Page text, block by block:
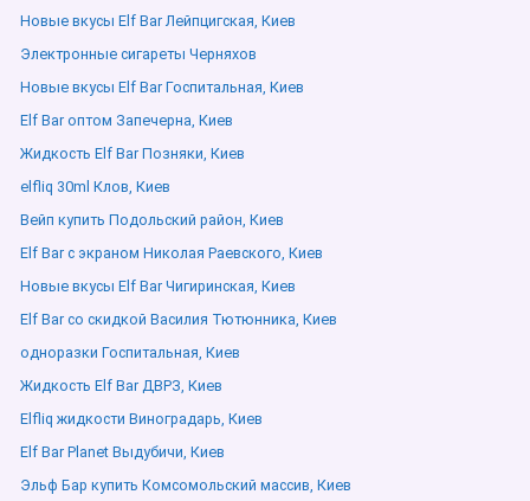
Новые вкусы Elf Bar Лейпцигская, Киев
Электронные сигареты Черняхов
Новые вкусы Elf Bar Госпитальная, Киев
Elf Bar оптом Запечерна, Киев
Жидкость Elf Bar Позняки, Киев
elfliq 30ml Клов, Киев
Вейп купить Подольский район, Киев
Elf Bar с экраном Николая Раевского, Киев
Новые вкусы Elf Bar Чигиринская, Киев
Elf Bar со скидкой Василия Тютюнника, Киев
одноразки Госпитальная, Киев
Жидкость Elf Bar ДВРЗ, Киев
Elfliq жидкости Виноградарь, Киев
Elf Bar Planet Выдубичи, Киев
Эльф Бар купить Комсомольский массив, Киев